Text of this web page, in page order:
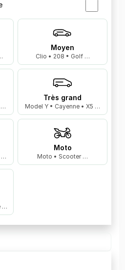
Moyen
Clio • 208 • Golf …
…
Très grand
Model Y • Cayenne • X5 …
…
Moto
Moto • Scooter …
…